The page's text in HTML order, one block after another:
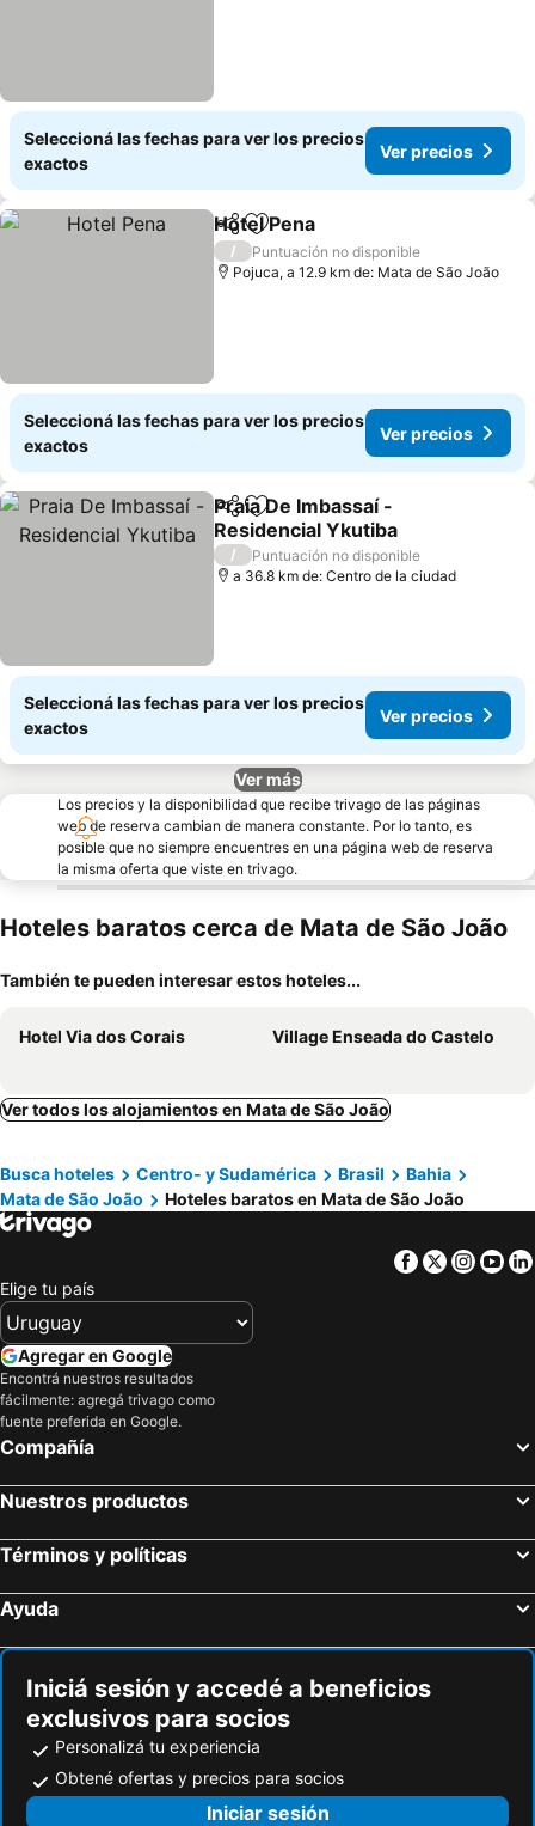
Seleccioná las fechas para ver los precios
exactos
Ver precios
CompartirAñadir a favoritos
Hotel Pena
/
Puntuación no disponible
Pojuca, a 12.9 km de: Mata de São João
Seleccioná las fechas para ver los precios
exactos
Ver precios
CompartirAñadir a favoritos
Praia De Imbassaí -
Residencial Ykutiba
Ver precios
/
Puntuación no disponible
a 36.8 km de: Centro de la ciudad
Seleccioná las fechas para ver los precios
exactos
Ver precios
Ver más
Los precios y la disponibilidad que recibe trivago de las páginas
web de reserva cambian de manera constante. Por lo tanto, es
posible que no siempre encuentres en una página web de reserva
la misma oferta que viste en trivago.
Hoteles baratos cerca de Mata de São João
También te pueden interesar estos hoteles...
Hotel Via dos Corais Village Enseada do Castelo
Ver todos los alojamientos en Mata de São João
Busca hoteles Centro- y Sudamérica Brasil
Bahia
Mata de São João
Hoteles baratos en Mata de São João
Facebook
Twitter
Elige tu país
Agregar en Google
Encontrá nuestros resultados
fácilmente: agregá trivago como
fuente preferida en Google.
Compañía
Nuestros productos
Términos y políticas
Ayuda
Iniciá sesión y accedé a beneficios
exclusivos para socios
Personalizá tu experiencia
Obtené ofertas y precios para socios
Iniciar sesión